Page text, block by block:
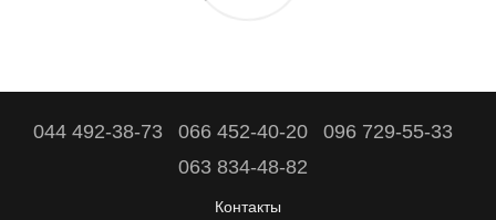
044 492-38-73 066 452-40-20
096 729-55-33
063 834-48-82
Контакты